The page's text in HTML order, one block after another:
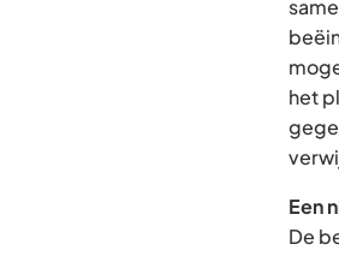
het
Een
De